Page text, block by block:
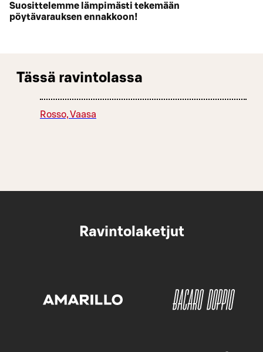
Suosittelemme lämpimästi tekemään
pöytävarauksen ennakkoon!
Tässä ravintolassa
Rosso, Vaasa
Ravintolaketjut